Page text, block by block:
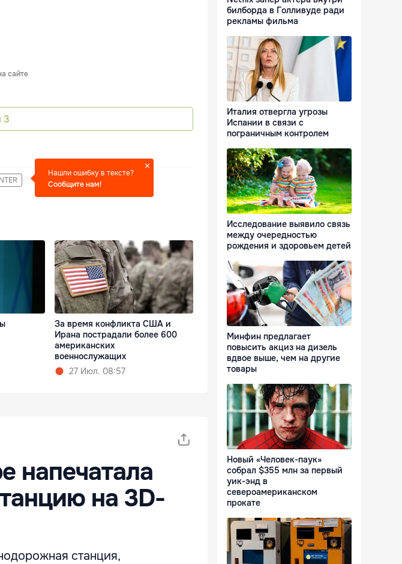
сайте
3
Нашли ошибку в тексте?
Сообщите нам!
За время конфликта США и
Ирана пострадали более 600
американских
военнослужащих
27 Июл. 08:57
напечатала
на 3D-
станция,
билборда в Голливуде ради
рекламы фильма
Италия отвергла угрозы
Испании в связи с
пограничным контролем
Исследование выявило связь
между очередностью
рождения и здоровьем детей
Минфин предлагает
повысить акциз на дизель
вдвое выше, чем на другие
товары
Новый «Человек-паук»
собрал $355 млн за первый
уик-энд в
североамериканском
прокате